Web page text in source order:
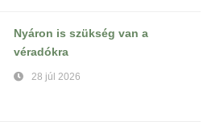
Nyáron is szükség van a
véradókra
28 júl 2026